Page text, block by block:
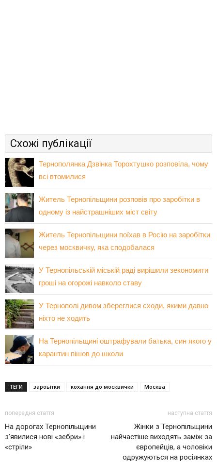
Схожі публікації
Тернополянка Дзвінка Торохтушко розповіла, чому
всі втомилися
Житель Тернопільщини розповів про заробітки в
одному із найстрашніших міст світу
Житель Тернопільщини поїхав в Росію на заробітки
через москвичку, яка сподобалася
У Тернопільській міській раді вирішили зекономити
гроші на огорожі навколо ставу
У Тернополі дивом збереглися сходи, якими давно
ніхто не ходить
На Тернопільщині оштрафували батька, син якого у
карантин пішов до школи
ТЕГИ зароьітки кохання до москвички Москва
попередня стаття
На дорогах Тернопільщини
з’явилися нові «зебри» і
«стріли»
наступна стаття
Жінки з Тернопільщини
найчастіше виходять заміж за
європейців, а чоловіки
одружуються на росіянках